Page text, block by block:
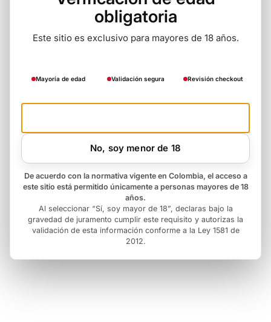
obligatoria
Este sitio es exclusivo para mayores de 18 años.
Mayoría de edad Validación segura Revisión checkout
No, soy menor de 18
De acuerdo con la normativa vigente en Colombia, el acceso a
este sitio está permitido únicamente a personas mayores de 18
años.
Al seleccionar “Sí, soy mayor de 18”, declaras bajo la
gravedad de juramento cumplir este requisito y autorizas la
validación de esta información conforme a la Ley 1581 de
2012.